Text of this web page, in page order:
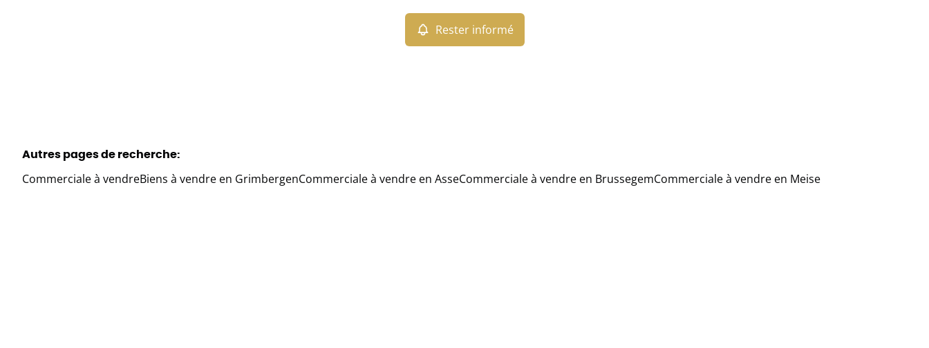
Rester informé
Autres pages de recherche:
Commerciale à vendreBiens à vendre en GrimbergenCommerciale à vendre en AsseCommerciale à vendre en BrussegemCommerciale à vendre en Meise